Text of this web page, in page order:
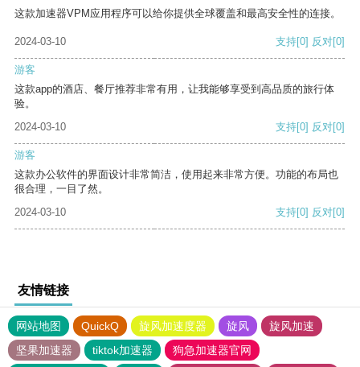
这款加速器VPM应用程序可以给你提供全球覆盖和最高安全性的连接。
2024-03-10 支持[0] 反对[0]
游客
这款app的酒店、餐厅推荐非常有用，让我能够享受到高品质的旅行体
验。
2024-03-10
支持[0] 反对[0]
游客
这款办公软件的界面设计非常简洁，使用起来非常方便。功能的布局也
很合理，一目了然。
2024-03-10
支持[0] 反对[0]
友情链接
网站地图 QuickQ 旋风加速度器 旋风
旋风加速
坚果加速器
tiktok加速器
狗急加速器官网